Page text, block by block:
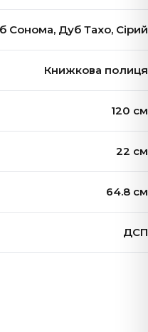
Сонома, Дуб Тахо, Сірий
Книжкова полиця
120 см
22 см
64.8 см
ДСП